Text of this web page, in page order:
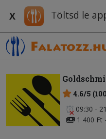
X Töltsd le
4.6/5
09:30 -
1 400 Ft